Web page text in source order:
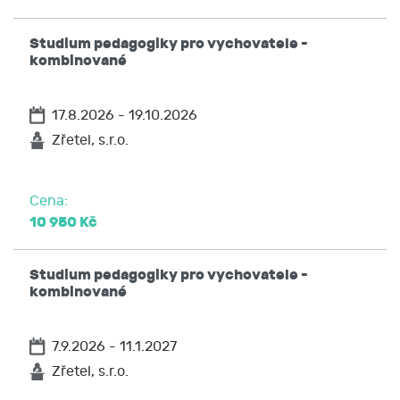
Studium pedagogiky pro vychovatele -
kombinované
17.8.2026 - 19.10.2026
Zřetel, s.r.o.
Cena:
10 950 Kč
Studium pedagogiky pro vychovatele -
kombinované
7.9.2026 - 11.1.2027
Zřetel, s.r.o.